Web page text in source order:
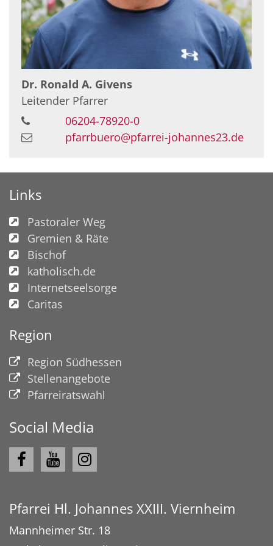
Dr. Ronald A. Givens
Leitender Pfarrer
06204-78920-0
pfarrbuero@pfarrei-johannes23.de
Links
Pastoraler Weg
Gremien & Räte
Bischof
katholisch.de
Internetseelsorge
Caritas
Region
Region Südhessen
Stellenangebote
Pfarreiratswahl
Social Media
Pfarrei Hl. Johannes XXIII. Viernheim
Mannheimer Str. 18